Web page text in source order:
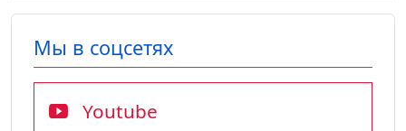
Мы в соцсетях
Youtube